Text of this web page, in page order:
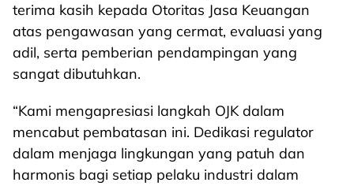
terima kasih kepada Otoritas Jasa Keuangan
atas pengawasan yang cermat, evaluasi yang
adil, serta pemberian pendampingan yang
sangat dibutuhkan.
“Kami mengapresiasi langkah OJK dalam
mencabut pembatasan ini. Dedikasi regulator
dalam menjaga lingkungan yang patuh dan
harmonis bagi setiap pelaku industri dalam